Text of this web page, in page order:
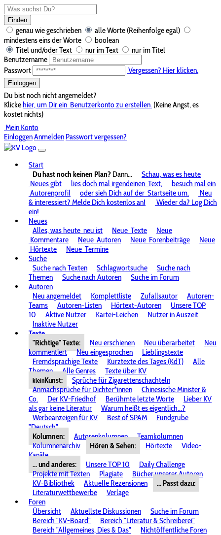
Finden
genau wie geschrieben
alle Worte (Reihenfolge egal)
mindestens eins der Worte
boolean
Titel und/oder Text
nur im Text
nur im Titel
Benutzername
Passwort
Vergessen? Hier klicken.
Einloggen
Du bist noch nicht angemeldet?
Klickehier, um Dir ein Benutzerkonto zu erstellen. (Keine Angst, es
kostet nichts)
Mein Konto
EinloggenAnmelden Passwort vergessen?
Start
Du hast noch keinen Plan? Dann...
Schau, was es heute
Neues gibt
lies doch mal irgendeinen Text,
besuch mal ein
Autorenprofil
oder sieh Dich auf der Startseite um.
Neu
& interessiert? Melde Dich kostenlos an!
Wieder da? Log Dich
ein!
Neues
Alles, was heute neu ist Neue Texte
Neue
Kommentare
Neue Autoren Neue Forenbeiträge
Neue
Hörtexte
Neue Termine
Suche
Suche nach Texten
Schlagwortsuche
Suche nach
Themen
Suche nach Autoren
Suche im Forum
Autoren
Neu angemeldet
Komplettliste Zufallsautor
Autoren-
Teams
Autoren-Listen Hörtext-Autoren
Unsere TOP
10
Aktive Nutzer Kartei-Leichen
Nutzer in Auszeit
Inaktive Nutzer
Texte
"Richtige" Texte:
Neu erschienen Neu überarbeitet
Neu
kommentiert
Neu eingesprochen
Lieblingstexte
Fremdsprachige Texte
Kurztexte des Tages (KdT)
Alle
Themen
Alle Genres Texte über KV
kleinKunst:
Sprüche für Zigarettenschachteln
Anmachsprüche für Dichter*innen
Chinesische Minister &
Co.
Der KV-Friedhof Berühmte letzte Worte
Lieber KV
als gar keine Literatur
Warum heißt es eigentlich...?
Werbeanzeigen für KV
Best of SPAM
Fundgrube
"Deutsch"
Kolumnen:
Autorenkolumnen
Teamkolumnen
Kolumnenarchiv
Hören & Sehen: Hörtexte
Video-
Kanäle
... und anderes:
Unsere TOP 10
Daily Challenge
Projekte mit Texten
Plagiate
Bücher unserer Autoren
KV-Bibliothek
Aktuelle Rezensionen
... Passt dazu:
Literaturwettbewerbe
Verlage
Foren
Übersicht
Aktuellste Diskussionen
Suche im Forum
Bereich "KV-Board"
Bereich "Literatur & Schreiberei"
Bereich "Allgemeines, Dies & Das"
Nichtöffentliche Foren